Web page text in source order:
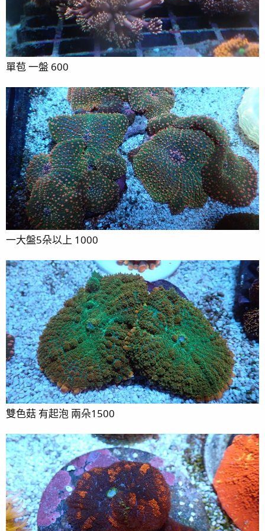
單苞 一盤 600
一大盤5朵以上 1000
雙色菇 有起泡 兩朵1500